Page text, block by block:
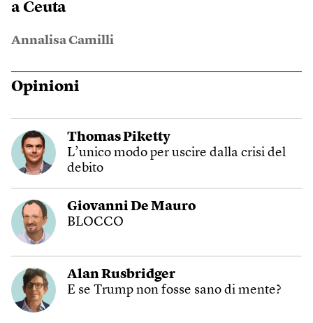
a Ceuta
Annalisa Camilli
Opinioni
Thomas Piketty
L’unico modo per uscire dalla crisi del
debito
Giovanni De Mauro
BLOCCO
Alan Rusbridger
E se Trump non fosse sano di mente?